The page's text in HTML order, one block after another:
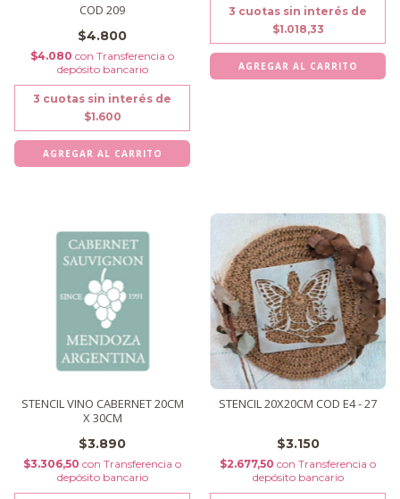
COD 209
$4.800
$4.080 con Transferencia o
depósito bancario
3 cuotas sin interés de
$1.600
3 cuotas sin interés de
$1.018,33
STENCIL VINO CABERNET 20CM
X 30CM
$3.890
$3.306,50 con Transferencia o
depósito bancario
STENCIL 20X20CM COD E4 - 27
$3.150
$2.677,50 con Transferencia o
depósito bancario